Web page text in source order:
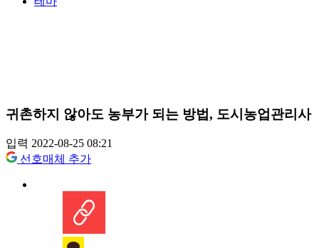
귀촌하지 않아도 농부가 되는 방법, 도시농업관리사
입력 2022-08-25 08:21
선호매체 추가